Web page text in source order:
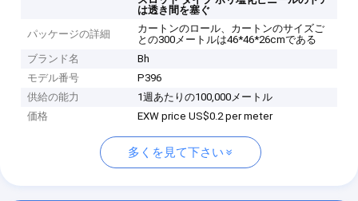
は透き間を塞ぐ
パッケージの詳細
カートンのロール、カートンのサイズご
との300メートルは46*46*26cmである
ブランド名
Bh
モデル番号
P396
供給の能力
1週あたりの100,000メートル
価格
EXW price US$0.2 per meter
多くを見て下さい